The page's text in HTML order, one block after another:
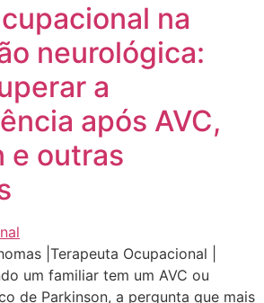
na
neurológica:
a
após AVC,
e outras
|Terapeuta Ocupacional |
um familiar tem um AVC ou
de Parkinson, a pergunta que mais